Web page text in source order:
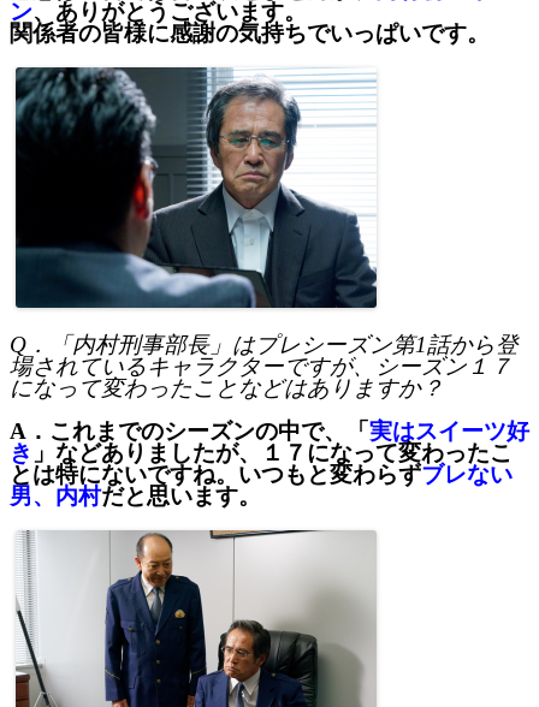
ン、ありがとうございます。
関係者の皆様に感謝の気持ちでいっぱいです。
Q ．「内村刑事部長」はプレシーズン第1話から登
場されているキャラクターですが、シーズン１７
になって変わったことなどはありますか？
A． これまでのシーズンの中で、「 実はスイーツ好
き 」などありましたが、
１７になって変わったこ
とは特にないですね。 いつもと変わらずブレない
男、内村だと思います。